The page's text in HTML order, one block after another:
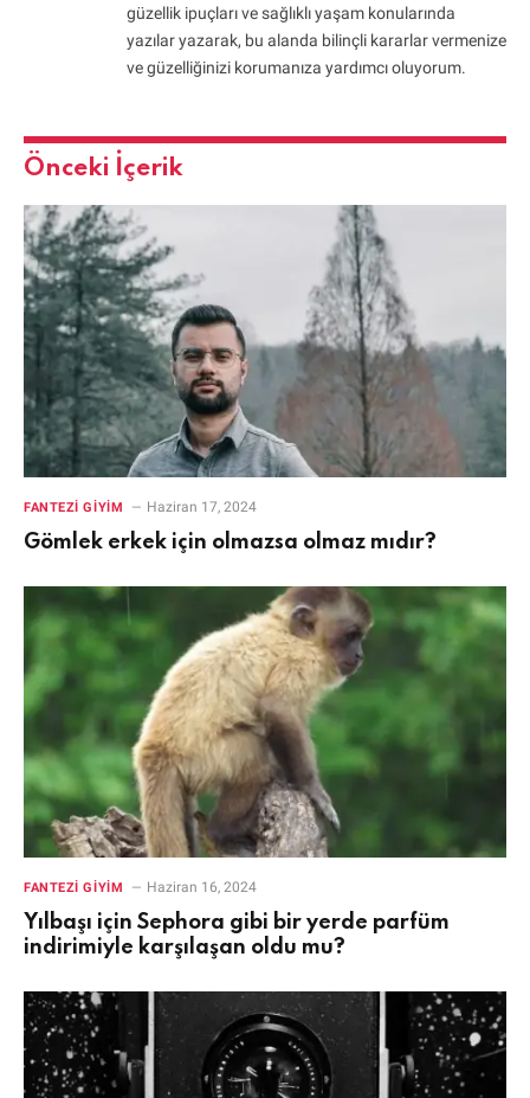
güzellik ipuçları ve sağlıklı yaşam konularında
yazılar yazarak, bu alanda bilinçli kararlar vermenize
ve güzelliğinizi korumanıza yardımcı oluyorum.
Önceki İçerik
FANTEZI GIYIM Haziran 17, 2024
Gömlek erkek için olmazsa olmaz mıdır?
FANTEZI GIYIM Haziran 16, 2024
Yılbaşı için Sephora gibi bir yerde parfüm
indirimiyle karşılaşan oldu mu?